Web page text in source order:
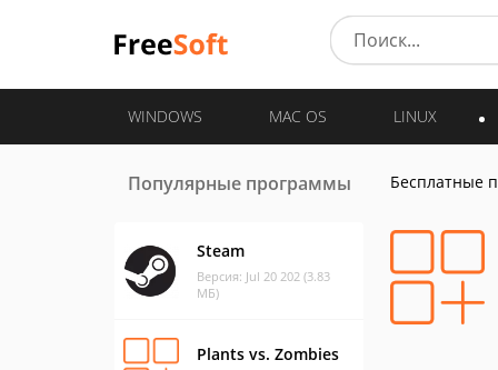
WINDOWS MAC OS LINUX
Популярные программы
Steam
Версия: Jul 20 202 (3.83
МБ)
Plants vs. Zombies
Бесплатные